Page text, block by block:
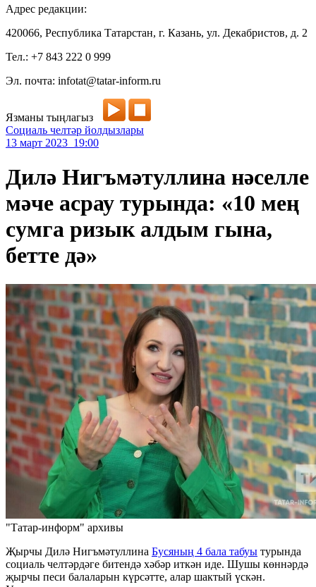
Адрес редакции:
420066, Республика Татарстан, г. Казань, ул. Декабристов, д. 2
Тел.: +7 843 222 0 999
Эл. почта: infotat@tatar-inform.ru
Язманы тыңлагыз
Социаль челтәр йолдызлары
13 март 2023 19:00
Дилә Нигъмәтуллина нәселле
мәче асрау турында: «10 мең
сумга ризык алдым гына,
бетте дә»
"Татар-информ" архивы
Җырчы Дилә Нигъмәтуллина Бусяның 4 бала табуы турында
социаль челтәрдәге битендә хәбәр иткән иде. Шушы көннәрдә
җырчы песи балаларын күрсәтте, алар шактый үскән.